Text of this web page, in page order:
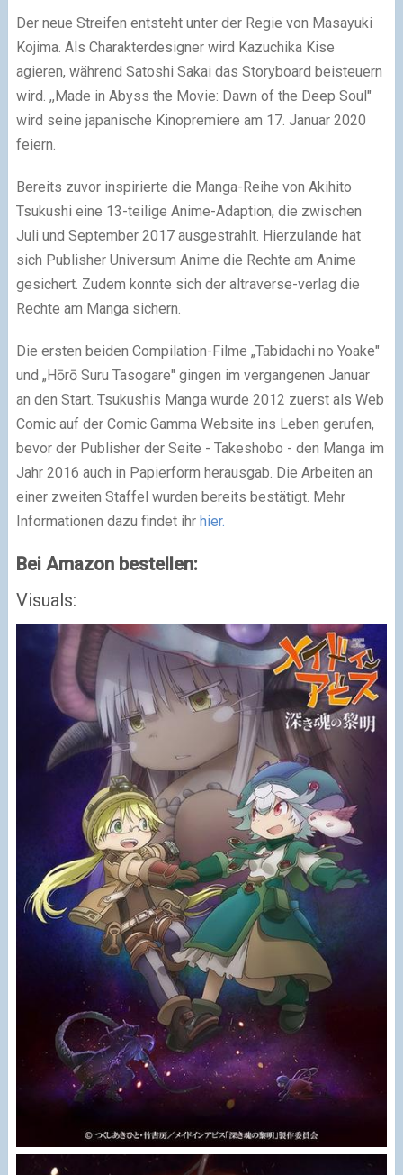
Der neue Streifen entsteht unter der Regie von Masayuki
Kojima. Als Charakterdesigner wird Kazuchika Kise
agieren, während Satoshi Sakai das Storyboard beisteuern
wird. ,,Made in Abyss the Movie: Dawn of the Deep Soul"
wird seine japanische Kinopremiere am 17. Januar 2020
feiern.
Bereits zuvor inspirierte die Manga-Reihe von Akihito
Tsukushi eine 13-teilige Anime-Adaption, die zwischen
Juli und September 2017 ausgestrahlt. Hierzulande hat
sich Publisher Universum Anime die Rechte am Anime
gesichert. Zudem konnte sich der altraverse-verlag die
Rechte am Manga sichern.
Die ersten beiden Compilation-Filme „Tabidachi no Yoake"
und „Hōrō Suru Tasogare" gingen im vergangenen Januar
an den Start. Tsukushis Manga wurde 2012 zuerst als Web
Comic auf der Comic Gamma Website ins Leben gerufen,
bevor der Publisher der Seite - Takeshobo - den Manga im
Jahr 2016 auch in Papierform herausgab. Die Arbeiten an
einer zweiten Staffel wurden bereits bestätigt. Mehr
Informationen dazu findet ihr hier.
Bei Amazon bestellen:
Visuals: